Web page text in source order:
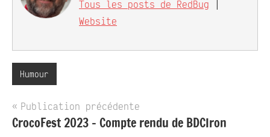
Tous les posts de RedBug
Website
Humour
Navigation
de
Publication précédente
CrocoFest 2023 – Compte rendu de BDCIron